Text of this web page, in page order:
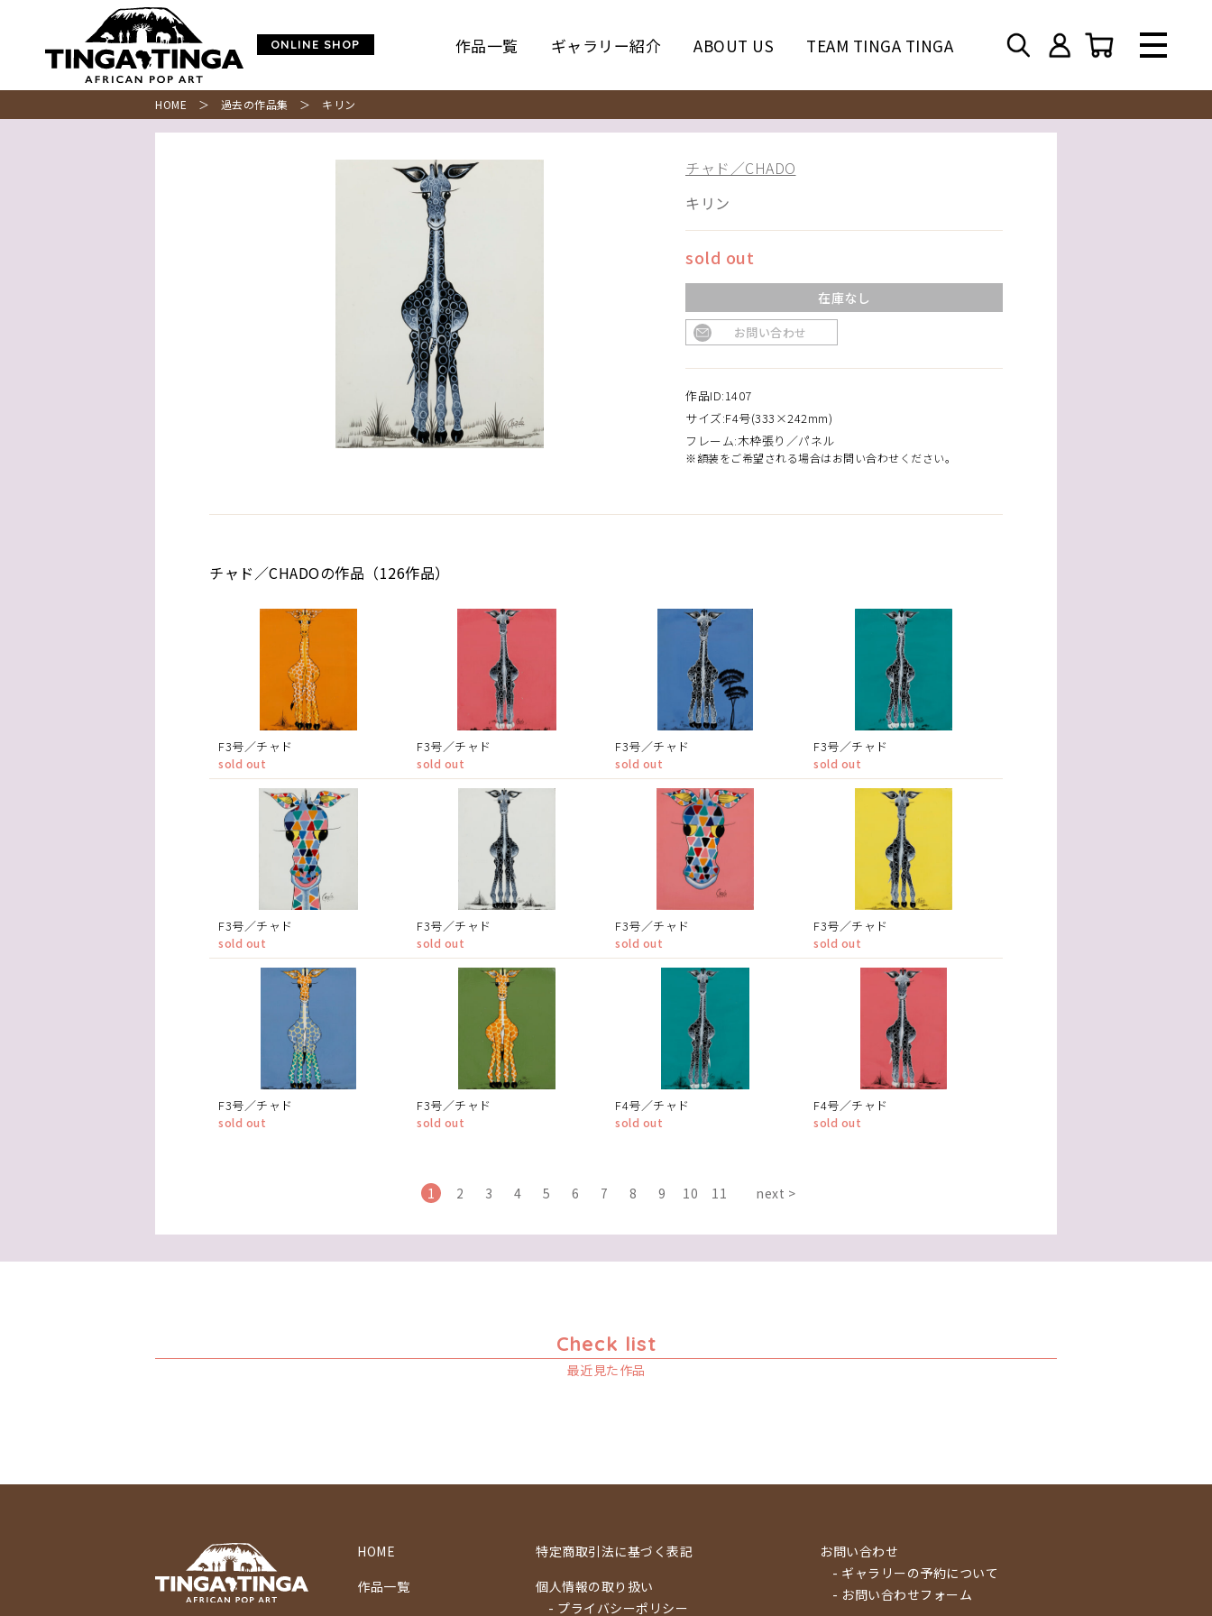
ONLINE SHOP 作品一覧 ギャラリー紹介 ABOUT US TEAM TINGA TINGA
HOME ＞ 過去の作品集 ＞ キリン
チャド／CHADO
キリン
sold out
在庫なし
お問い合わせ
作品ID:1407
サイズ:F4号(333×242mm)
フレーム:木枠張り／パネル
※額装をご希望される場合はお問い合わせください。
チャド／CHADOの作品（126作品）
F3号／チャド
sold out
F3号／チャド
sold out
F3号／チャド
sold out
F3号／チャド
sold out
F3号／チャド
sold out
F3号／チャド
sold out
F3号／チャド
sold out
F3号／チャド
sold out
F3号／チャド
sold out
F3号／チャド
sold out
F4号／チャド
sold out
F4号／チャド
sold out
1 2 3 4 5 6 7 8 9 10 11 next >
Check list
最近見た作品
HOME
作品一覧
特定商取引法に基づく表記
個人情報の取り扱い
- プライバシーポリシー
お問い合わせ
- ギャラリーの予約について
- お問い合わせフォーム